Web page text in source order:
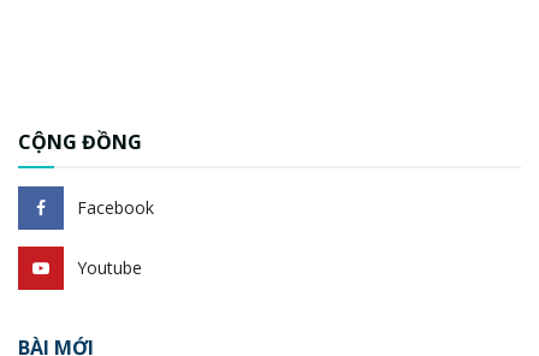
CỘNG ĐỒNG
Facebook
Youtube
BÀI MỚI